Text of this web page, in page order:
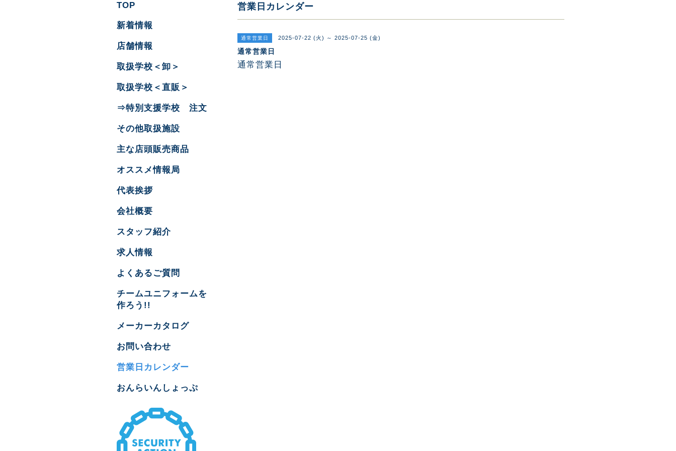
営業日カレンダー
通常営業日 2025-07-22 (火) ～ 2025-07-25 (金)
通常営業日
通常営業日
TOP
新着情報
店舗情報
取扱学校＜卸＞
取扱学校＜直販＞
⇒特別支援学校 注文
その他取扱施設
主な店頭販売商品
オススメ情報局
代表挨拶
会社概要
スタッフ紹介
求人情報
よくあるご質問
チームユニフォームを
作ろう!!
メーカーカタログ
お問い合わせ
営業日カレンダー
おんらいんしょっぷ